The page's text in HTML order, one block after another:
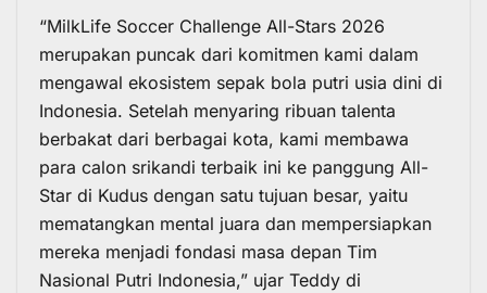
“MilkLife Soccer Challenge All-Stars 2026
merupakan puncak dari komitmen kami dalam
mengawal ekosistem sepak bola putri usia dini di
Indonesia. Setelah menyaring ribuan talenta
berbakat dari berbagai kota, kami membawa
para calon srikandi terbaik ini ke panggung All-
Star di Kudus dengan satu tujuan besar, yaitu
mematangkan mental juara dan mempersiapkan
mereka menjadi fondasi masa depan Tim
Nasional Putri Indonesia,” ujar Teddy di